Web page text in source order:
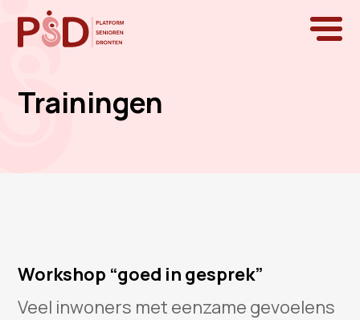
Trainingen
Workshop “goed in gesprek”
Veel inwoners met eenzame gevoelens